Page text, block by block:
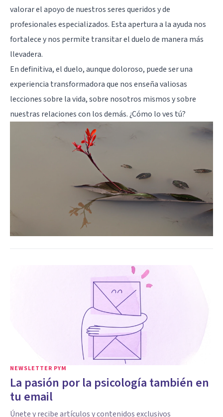
valorar el apoyo de nuestros seres queridos y de
profesionales especializados. Esta apertura a la ayuda nos
fortalece y nos permite transitar el duelo de manera más
llevadera.
En definitiva, el duelo, aunque doloroso, puede ser una
experiencia transformadora que nos enseña valiosas
lecciones sobre la vida, sobre nosotros mismos y sobre
nuestras relaciones con los demás. ¿Cómo lo ves tú?
NEWSLETTER PYM
La pasión por la psicología también en
tu email
Únete y recibe artículos y contenidos exclusivos